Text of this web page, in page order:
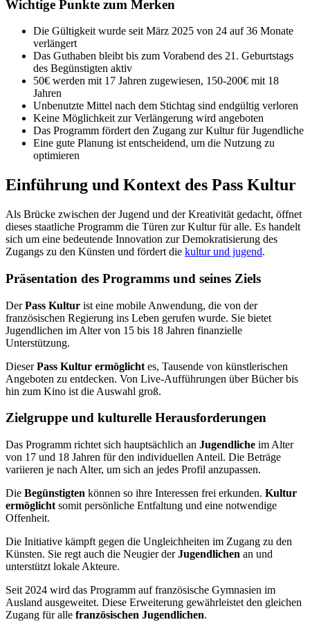
Wichtige Punkte zum Merken
Die Gültigkeit wurde seit März 2025 von 24 auf 36 Monate
verlängert
Das Guthaben bleibt bis zum Vorabend des 21. Geburtstags
des Begünstigten aktiv
50€ werden mit 17 Jahren zugewiesen, 150-200€ mit 18
Jahren
Unbenutzte Mittel nach dem Stichtag sind endgültig verloren
Keine Möglichkeit zur Verlängerung wird angeboten
Das Programm fördert den Zugang zur Kultur für Jugendliche
Eine gute Planung ist entscheidend, um die Nutzung zu
optimieren
Einführung und Kontext des Pass Kultur
Als Brücke zwischen der Jugend und der Kreativität gedacht, öffnet
dieses staatliche Programm die Türen zur Kultur für alle. Es handelt
sich um eine bedeutende Innovation zur Demokratisierung des
Zugangs zu den Künsten und fördert die kultur und jugend.
Präsentation des Programms und seines Ziels
DerPass Kultur ist eine mobile Anwendung, die von der
französischen Regierung ins Leben gerufen wurde. Sie bietet
Jugendlichen im Alter von 15 bis 18 Jahren finanzielle
Unterstützung.
DieserPass Kultur ermöglicht es, Tausende von künstlerischen
Angeboten zu entdecken. Von Live-Aufführungen über Bücher bis
hin zum Kino ist die Auswahl groß.
Zielgruppe und kulturelle Herausforderungen
Das Programm richtet sich hauptsächlich an Jugendliche im Alter
von 17 und 18 Jahren für den individuellen Anteil. Die Beträge
variieren je nach Alter, um sich an jedes Profil anzupassen.
Die Begünstigten können so ihre Interessen frei erkunden. Kultur
ermöglicht somit persönliche Entfaltung und eine notwendige
Offenheit.
Die Initiative kämpft gegen die Ungleichheiten im Zugang zu den
Künsten. Sie regt auch die Neugier derJugendlichen an und
unterstützt lokale Akteure.
Seit 2024 wird das Programm auf französische Gymnasien im
Ausland ausgeweitet. Diese Erweiterung gewährleistet den gleichen
Zugang für alle französischen Jugendlichen.